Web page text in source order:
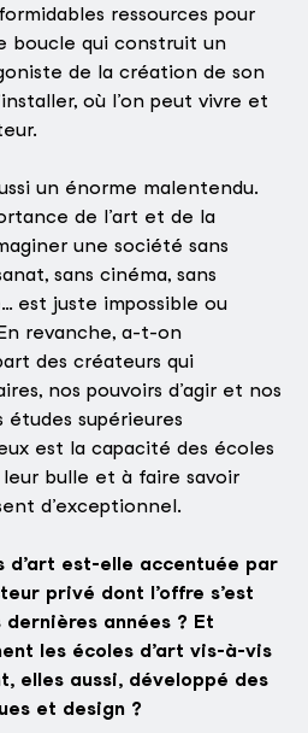
ressources pour
boucle qui construit un
de la création de son
où l’on peut vivre et
un énorme malentendu.
de l’art et de la
une société sans
sans cinéma, sans
est juste impossible ou
revanche, a-t-on
des créateurs qui
nos pouvoirs d’agir et nos
supérieures
est la capacité des écoles
bulle et à faire savoir
d’exceptionnel.
d’art est-elle accentuée par
privé dont l’offre s’est
années ? Et
les écoles d’art vis-à-vis
elles aussi, développé des
et design ?